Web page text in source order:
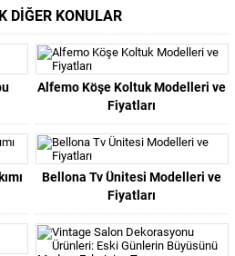
DİĞER KONULAR
Alfemo Köşe Koltuk Modelleri ve
Fiyatları
Bellona Tv Ünitesi Modelleri ve
Fiyatları